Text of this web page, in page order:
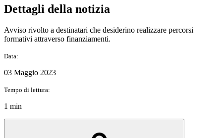
Dettagli della notizia
Avviso rivolto a destinatari che desiderino realizzare percorsi
formativi attraverso finanziamenti.
Data:
03 Maggio 2023
Tempo di lettura:
1 min